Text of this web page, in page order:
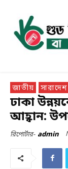
জাতীয় সারাদেশ
ঢাকা
আহ্বান:
রিপোর্টার- admin